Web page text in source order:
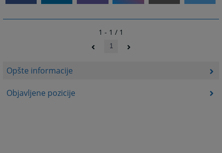
Opšte informacije
Objavljene pozicije
1 - 1 / 1
1